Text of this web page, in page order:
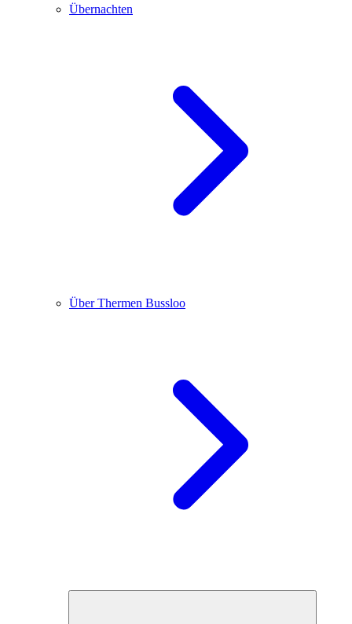
Übernachten
Über Thermen Bussloo